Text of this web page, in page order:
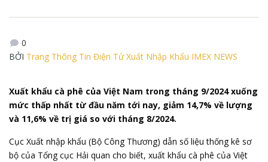
0
BỞI Trang Thông Tin Điện Tử Xuất Nhập Khẩu IMEX NEWS
Xuất khẩu cà phê của Việt Nam trong tháng 9/2024 xuống
mức thấp nhất từ đầu năm tới nay, giảm 14,7% về lượng
và 11,6% về trị giá so với tháng 8/2024.
Cục Xuất nhập khẩu (Bộ Công Thương) dẫn số liệu thống kê sơ
bộ của Tổng cục Hải quan cho biết, xuất khẩu cà phê của Việt